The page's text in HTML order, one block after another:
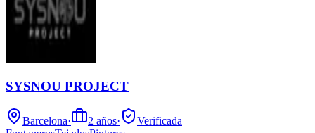
SYSNOU PROJECT
Barcelona· 2 años·
Verificada